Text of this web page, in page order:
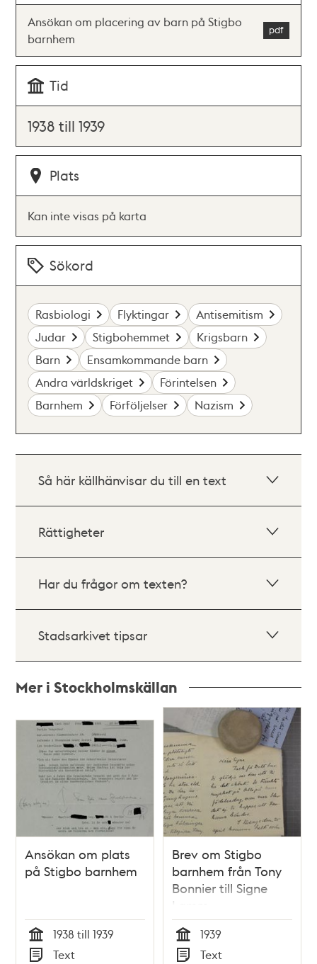
Ansökan om placering av barn på Stigbo
barnhem
Tid
1938 till 1939
Plats
Kan inte visas på karta
Sökord
Rasbiologi Flyktingar
Antisemitism
Judar
Stigbohemmet
Krigsbarn
Barn
Ensamkommande barn
Andra världskriget
Förintelsen
Barnhem
Förföljelser Nazism
Så här källhänvisar du till en text
Rättigheter
Har du frågor om texten?
Stadsarkivet tipsar
Mer i Stockholmskällan
poster
teman
Ansökan om plats
på Stigbo barnhem
Tid
1938 till 1939
Text
Brev om Stigbo
barnhem från Tony
Bonnier till Signe
Lamm
Tid
1939
Text